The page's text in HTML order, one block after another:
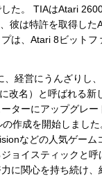
た。 TIAはAtari
彼は特許を取得し
は、Atari 8ビット
経営にうんざりし
改名）と呼ばれる新
ターにアップグレ
作成を開始しまし
などの人気ゲー
ョイスティックと
に関心を持ち続け